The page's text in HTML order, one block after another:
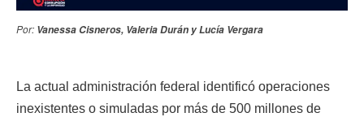
Por: Vanessa Cisneros, Valeria Durán y Lucía Vergara
La actual administración federal identificó operaciones
inexistentes o simuladas por más de 500 millones de